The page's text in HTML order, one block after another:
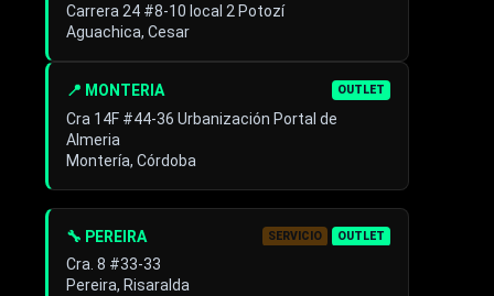
Carrera 24 #8-10 local 2 Potozí
Aguachica, Cesar
📍 MONTERIA OUTLET
Cra 14F #44-36 Urbanización Portal de
Almeria
Montería, Córdoba
🔧 PEREIRA SERVICIO OUTLET
Cra. 8 #33-33
Pereira, Risaralda